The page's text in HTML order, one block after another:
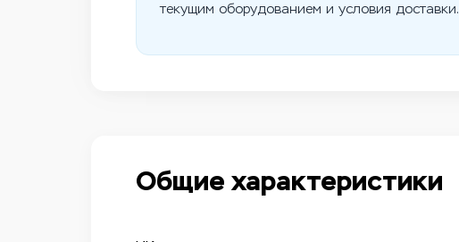
текущим оборудованием и условия доставки.
Общие характеристики